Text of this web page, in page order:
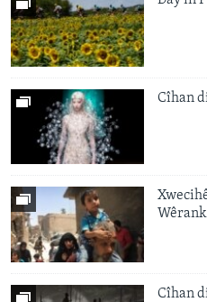
Cîhan
Cîhan